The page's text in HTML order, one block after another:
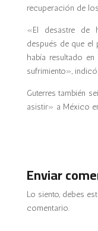
recuperación de
«El desastre de
después de que el
había resultado
sufrimiento»,
Guterres también
asistir» a México
Enviar
Lo siento, debes
comentario.